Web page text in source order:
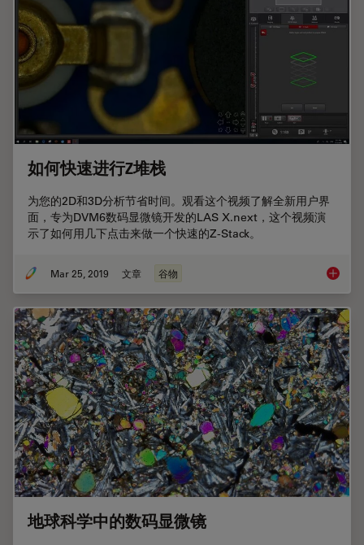
如何快速进行Z堆栈
为您的2D和3D分析节省时间。观看这个视频了解全新用户界
面，专为DVM6数码显微镜开发的LAS X.next，这个视频演
示了如何用几下点击来做一个快速的Z-Stack。
Mar 25, 2019 文章 谷物 如何快
地球科学中的数码显微镜